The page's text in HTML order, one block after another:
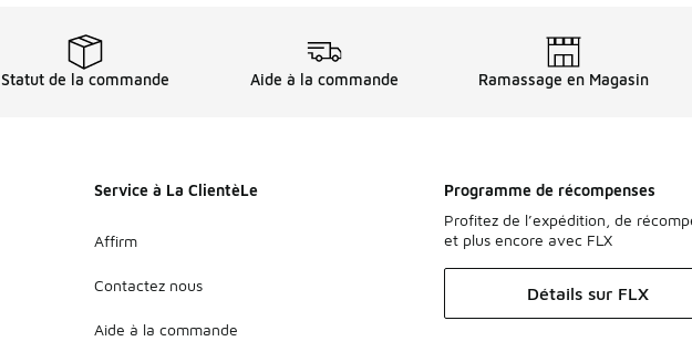
Statut de la commande Aide à la commande Ramassage en Magasin
Service à La ClientèLe
Affirm
Contactez nous
Aide à la commande
Programme de récompenses
Profitez de l’expédition, de
et plus encore avec FLX
Détails sur FLX